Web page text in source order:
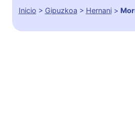
Inicio > Gipuzkoa > Hernani>